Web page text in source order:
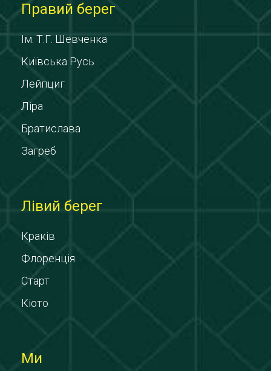
Правий берег
Ім. Т.Г. Шевченка
Київська Русь
Лейпциг
Ліра
Братислава
Загреб
Лівий берег
Краків
Флоренція
Старт
Кіото
Ми